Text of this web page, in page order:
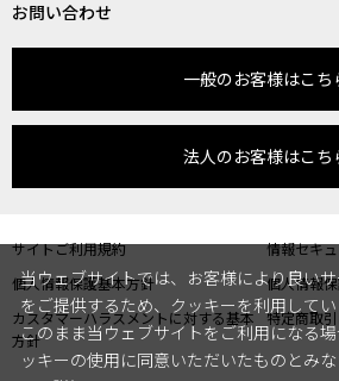
お問い合わせ
一般のお客様はこち
法人のお客様はこち
サイトご利用規約
情報セキ
個人情報保護基本方針
個人情報
カスタマーハラスメントに対する基本
方針
特定商取引
当ウェブサイトでは、お客様により良いサ
をご提供するため、クッキーを利用してい
このまま当ウェブサイトをご利用になる場
ッキーの使用に同意いただいたものとみ